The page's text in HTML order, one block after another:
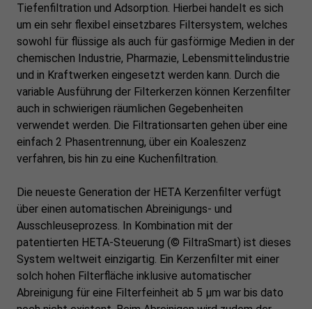
Tiefenfiltration und Adsorption. Hierbei handelt es sich
um ein sehr flexibel einsetzbares Filtersystem, welches
sowohl für flüssige als auch für gasförmige Medien in der
chemischen Industrie, Pharmazie, Lebensmittelindustrie
und in Kraftwerken eingesetzt werden kann. Durch die
variable Ausführung der Filterkerzen können Kerzenfilter
auch in schwierigen räumlichen Gegebenheiten
verwendet werden. Die Filtrationsarten gehen über eine
einfach 2 Phasentrennung, über ein Koaleszenz
verfahren, bis hin zu eine Kuchenfiltration.
Die neueste Generation der HETA Kerzenfilter verfügt
über einen automatischen Abreinigungs- und
Ausschleuseprozess. In Kombination mit der
patentierten HETA-Steuerung (© FiltraSmart) ist dieses
System weltweit einzigartig. Ein Kerzenfilter mit einer
solch hohen Filterfläche inklusive automatischer
Abreinigung für eine Filterfeinheit ab 5 µm war bis dato